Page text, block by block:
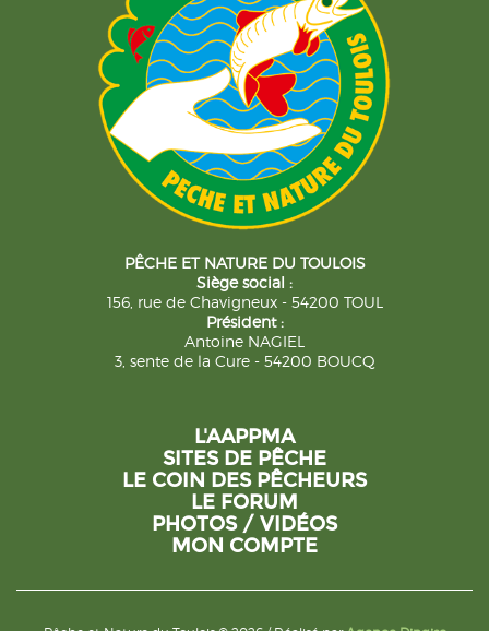
PÊCHE ET NATURE DU TOULOIS
Siège social :
156, rue de Chavigneux - 54200 TOUL
Président :
Antoine NAGIEL
3, sente de la Cure - 54200 BOUCQ
L'AAPPMA
SITES DE PÊCHE
LE COIN DES PÊCHEURS
LE FORUM
PHOTOS / VIDÉOS
MON COMPTE